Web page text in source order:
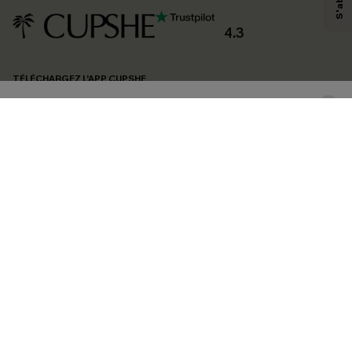
4.3
TÉLÉCHARGEZ L’APP CUPSHE
produits susceptibles de vous intéresser, conformément à notre
Politique de
confidentialité
. Vous pouvez vous désabonner à tout moment.